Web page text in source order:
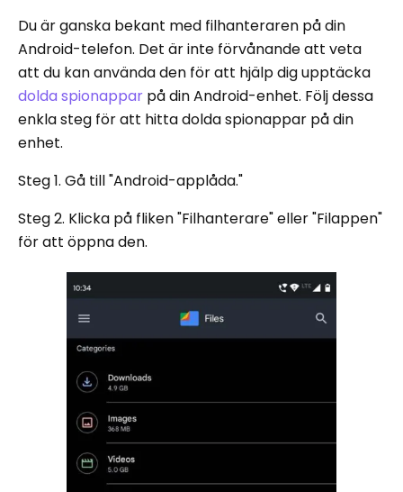
Du är ganska bekant med filhanteraren på din
Android-telefon. Det är inte förvånande att veta
att du kan använda den för att hjälp dig upptäcka
dolda spionappar på din Android-enhet. Följ dessa
enkla steg för att hitta dolda spionappar på din
enhet.
Steg 1. Gå till "Android-applåda."
Steg 2. Klicka på fliken "Filhanterare" eller "Filappen"
för att öppna den.